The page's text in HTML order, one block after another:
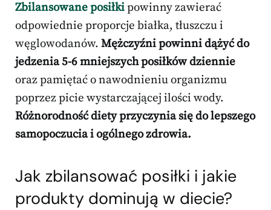
Zbilansowane posiłkipowinny zawierać
odpowiednie proporcje białka, tłuszczu i
węglowodanów. Mężczyźni powinni dążyć do
jedzenia 5-6 mniejszych posiłków dziennie
oraz pamiętać o nawodnieniu organizmu
poprzez picie wystarczającej ilości wody.
Różnorodność diety przyczynia się do lepszego
samopoczucia i ogólnego zdrowia.
Jak zbilansować posiłki i jakie
produkty dominują w diecie?